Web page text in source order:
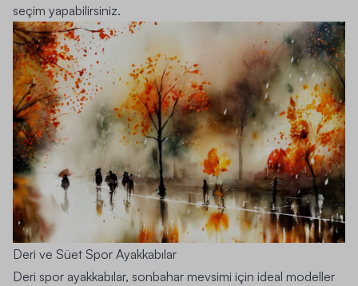
seçim yapabilirsiniz.
Deri ve Süet Spor Ayakkabılar
Deri spor ayakkabılar, sonbahar mevsimi için ideal modeller